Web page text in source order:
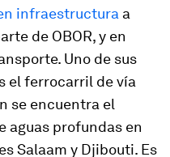
infraestructura a
de OBOR, y en
Uno de sus
el ferrocarril de vía
se encuentra el
aguas profundas en
Salaam y Djibouti. Es